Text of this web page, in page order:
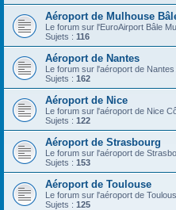
Aéroport de Mulhouse
Le forum sur l'EuroAirport Bâle
Sujets : 116
Aéroport de Nantes
Le forum sur l'aéroport de Nantes
Sujets : 162
Aéroport de Nice
Le forum sur l'aéroport de Nice
Sujets : 122
Aéroport de Strasbourg
Le forum sur l'aéroport de
Sujets : 153
Aéroport de Toulouse
Le forum sur l'aéroport de
Sujets : 125